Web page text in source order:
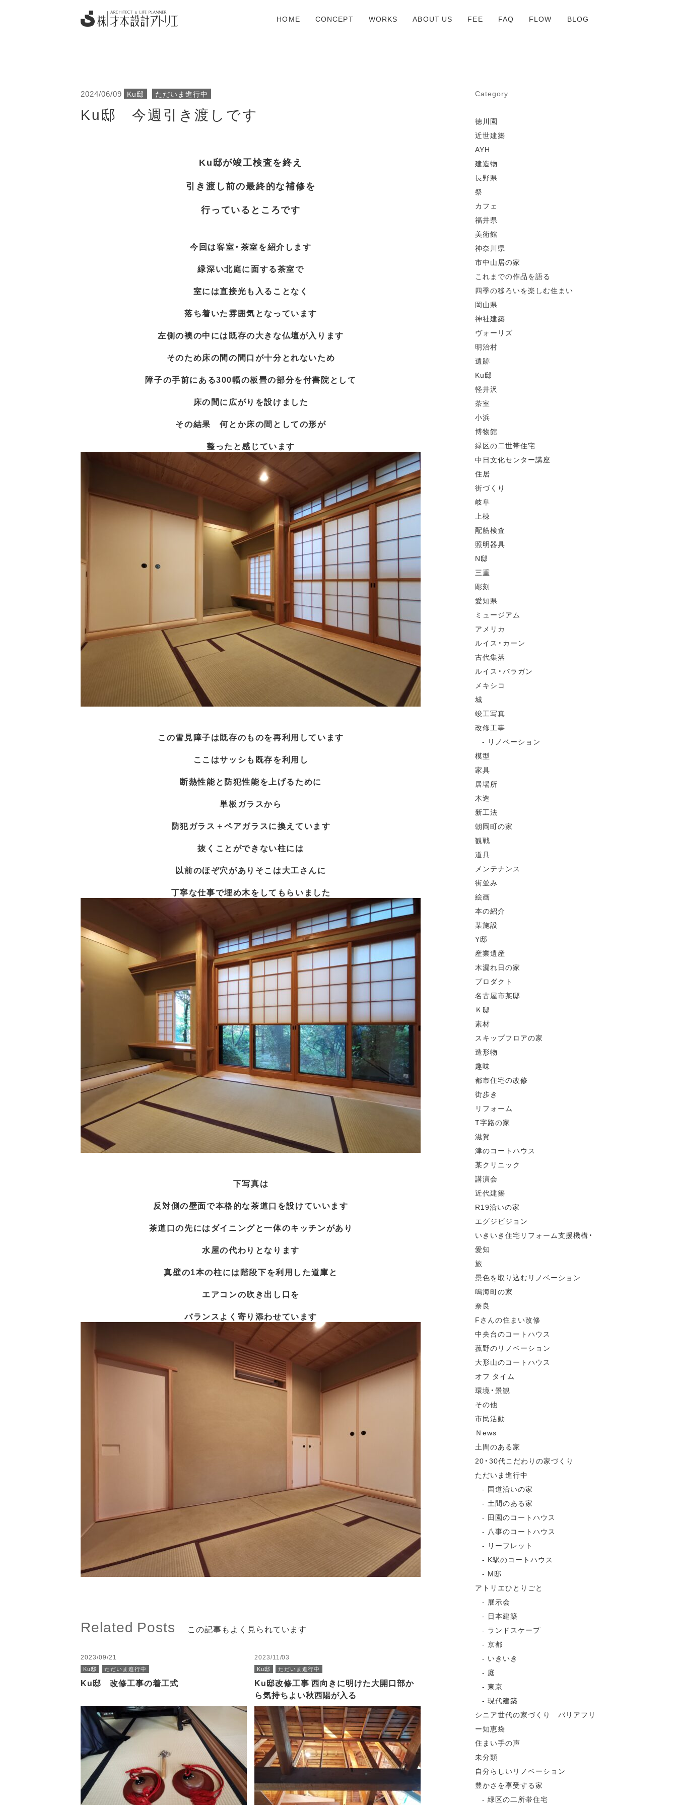
HOME CONCEPT WORKS ABOUT US FEE FAQ FLOW BLOG
2024/06/09 Ku邸 ただいま進行中
Ku邸 今週引き渡しです
Ku邸が竣工検査を終え
引き渡し前の最終的な補修を
行っているところです
今回は客室・茶室を紹介します
緑深い北庭に面する茶室で
室には直接光も入ることなく
落ち着いた雰囲気となっています
左側の襖の中には既存の大きな仏壇が入ります
そのため床の間の間口が十分とれないため
障子の手前にある300幅の板畳の部分を付書院として
床の間に広がりを設けました
その結果 何とか床の間としての形が
整ったと感じています
この雪見障子は既存のものを再利用しています
ここはサッシも既存を利用し
断熱性能と防犯性能を上げるために
単板ガラスから
防犯ガラス＋ペアガラスに換えています
抜くことができない柱には
以前のほぞ穴がありそこは大工さんに
丁寧な仕事で埋め木をしてもらいました
下写真は
反対側の壁面で本格的な茶道口を設けていいます
茶道口の先にはダイニングと一体のキッチンがあり
水屋の代わりとなります
真壁の1本の柱には階段下を利用した道庫と
エアコンの吹き出し口を
バランスよく寄り添わせています
Related Posts この記事もよく見られています
2023/09/21
Ku邸 ただいま進行中
Ku邸 改修工事の着工式
2023/11/03
Ku邸 ただいま進行中
Ku邸改修工事 西向きに明けた大開口部か
ら気持ちよい秋西陽が入る
Category
徳川園
近世建築
AYH
建造物
長野県
祭
カフェ
福井県
美術館
神奈川県
市中山居の家
これまでの作品を語る
四季の移ろいを楽しむ住まい
岡山県
神社建築
ヴォーリズ
明治村
遺跡
Ku邸
軽井沢
茶室
小浜
博物館
緑区の二世帯住宅
中日文化センター講座
住居
街づくり
岐阜
上棟
配筋検査
照明器具
N邸
三重
彫刻
愛知県
ミュージアム
アメリカ
ルイス・カーン
古代集落
ルイス・バラガン
メキシコ
城
竣工写真
改修工事
リノベーション
模型
家具
居場所
木造
新工法
朝岡町の家
観戦
道具
メンテナンス
街並み
絵画
本の紹介
某施設
Y邸
産業遺産
木漏れ日の家
プロダクト
名古屋市某邸
Ｋ邸
素材
スキップフロアの家
造形物
趣味
都市住宅の改修
街歩き
リフォーム
T字路の家
滋賀
津のコートハウス
某クリニック
講演会
近代建築
R19沿いの家
エグジビジョン
いきいき住宅リフォーム支援機構・
愛知
旅
景色を取り込むリノベーション
鳴海町の家
奈良
Fさんの住まい改修
中央台のコートハウス
菰野のリノベーション
大形山のコートハウス
オフ タイム
環境・景観
その他
市民活動
Ｎews
土間のある家
20・30代こだわりの家づくり
ただいま進行中
国道沿いの家
土間のある家
田園のコートハウス
八事のコートハウス
リーフレット
K駅のコートハウス
M邸
アトリエひとりごと
展示会
日本建築
ランドスケープ
京都
いきいき
庭
東京
現代建築
シニア世代の家づくり バリアフリ
ー知恵袋
住まい手の声
未分類
自分らしいリノベーション
豊かさを享受する家
緑区の二所帯住宅